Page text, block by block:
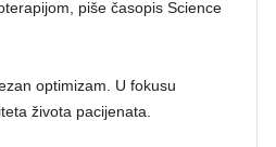
piše časopis Science
optimizam. U fokusu
života pacijenata.